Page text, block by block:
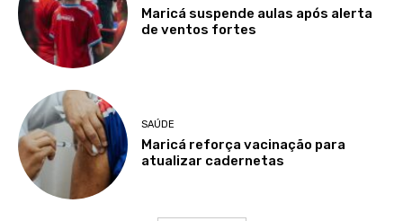
Maricá suspende aulas após alerta
de ventos fortes
SAÚDE
Maricá reforça vacinação para
atualizar cadernetas